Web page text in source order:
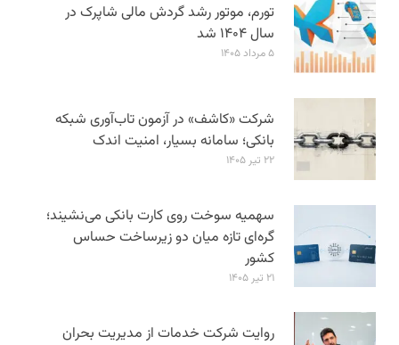
تورم، موتور رشد گردش مالی شاپرک در
سال ۱۴۰۴ شد
۵ مرداد ۱۴۰۵
شرکت «کاشف» در آزمون تاب‌آوری شبکه
بانکی؛ سامانه‌ بسیار، امنیت اندک
۲۲ تیر ۱۴۰۵
سهمیه سوخت روی کارت بانکی می‌نشیند؛
گره‌ای تازه میان دو زیرساخت حساس
کشور
۲۱ تیر ۱۴۰۵
روایت شرکت خدمات از مدیریت بحران